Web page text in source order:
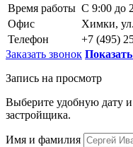
Время работы С 9:00 до
Офис
Химки,
Телефон
+7 (495)
Заказать звонок
Запись на просмотр
Выберите удобную дату
застройщика.
Имя и фамилия